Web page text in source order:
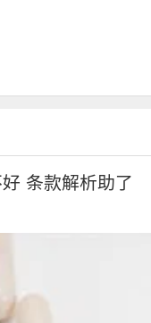
条款解析助了